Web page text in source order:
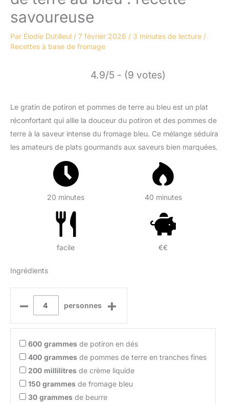
savoureuse
Par Élodie Dutilleul / 7 février 2026 / 3 minutes de lecture /
Recettes à base de fromage
4.9/5 - (9 votes)
Le gratin de potiron et pommes de terre au bleu est un plat
réconfortant qui allie la douceur du potiron et des pommes de
terre à la saveur intense du fromage bleu. Ce mélange séduira
les amateurs de plats gourmands aux saveurs bien marquées.
20 minutes 40 minutes
facile €€
Ingrédients
– personnes +
600 grammes de potiron en dés
400 grammes de pommes de terre en tranches fines
200 millilitres de crème liquide
150 grammes de fromage bleu
30 grammes de beurre